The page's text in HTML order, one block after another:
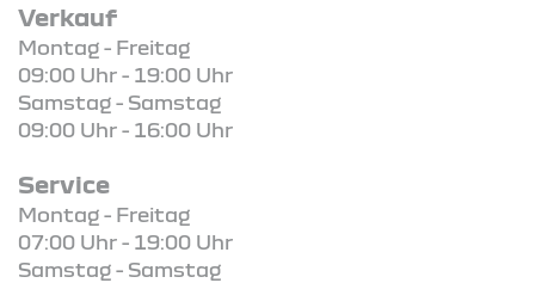
Verkauf
Montag - Freitag
09:00 Uhr - 19:00 Uhr
Samstag - Samstag
09:00 Uhr - 16:00 Uhr
Service
Montag - Freitag
07:00 Uhr - 19:00 Uhr
Samstag - Samstag